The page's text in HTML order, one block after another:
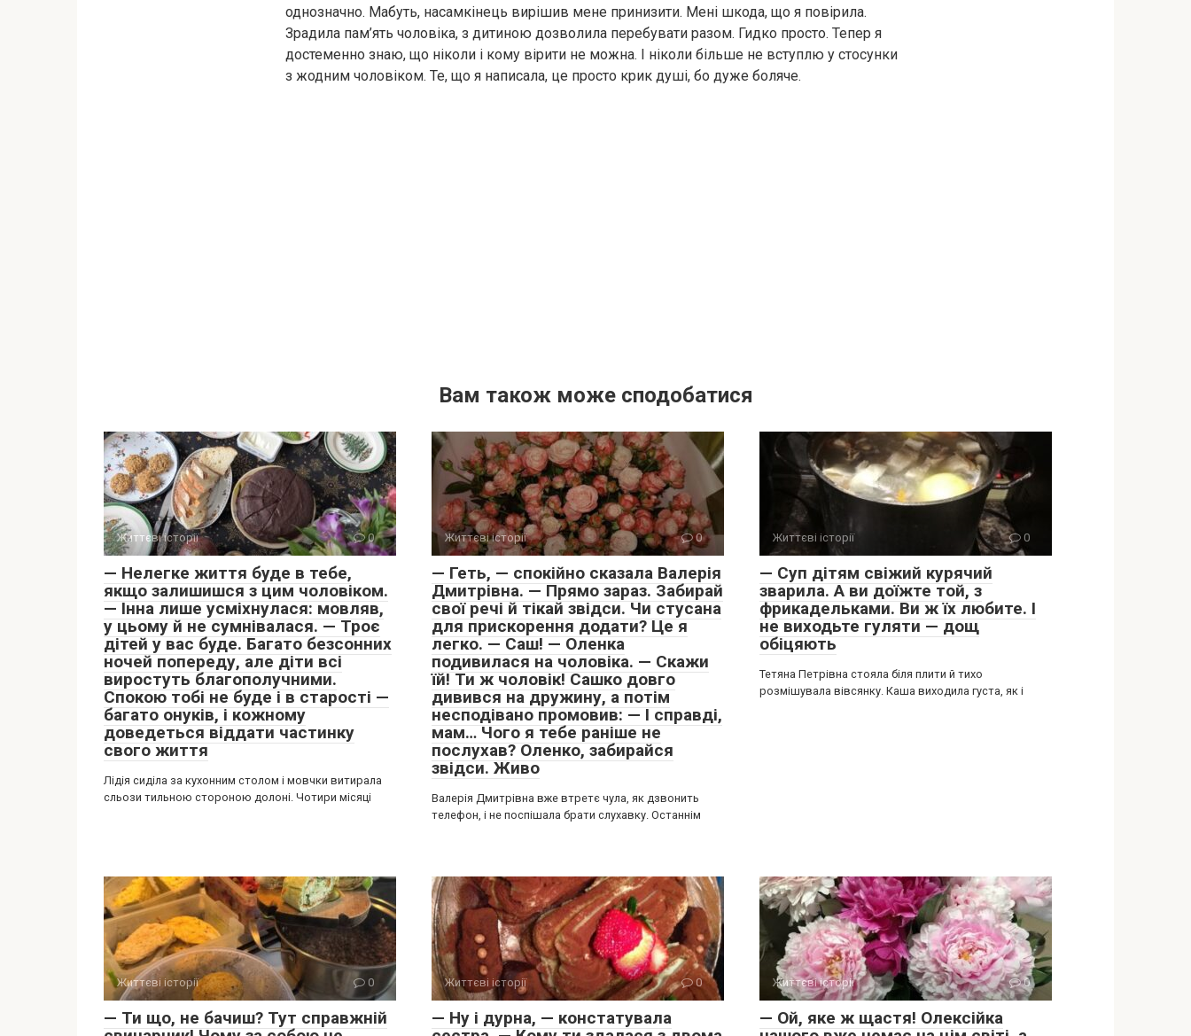
однозначно. Мабуть, насамкінець вирішив мене принизити. Мені шкода, що я повірила.
Зрадила пам’ять чоловіка, з дитиною дозволила перебувати разом. Гидко просто. Тепер я
достеменно знаю, що ніколи і кому вірити не можна. І ніколи більше не вступлю у стосунки
з жодним чоловіком. Те, що я написала, це просто крик душі, бо дуже боляче.
Вам також може сподобатися
Життєві історії 0
— Нелегке життя буде в тебе,
якщо залишишся з цим чоловіком.
— Інна лише усміхнулася: мовляв,
у цьому й не сумнівалася. — Троє
дітей у вас буде. Багато безсонних
ночей попереду, але діти всі
виростуть благополучними.
Спокою тобі не буде і в старості —
багато онуків, і кожному
доведеться віддати частинку
свого життя
Лідія сиділа за кухонним столом і мовчки витирала
сльози тильною стороною долоні. Чотири місяці
Життєві історії 0
— Геть, — спокійно сказала Валерія
Дмитрівна. — Прямо зараз. Забирай
свої речі й тікай звідси. Чи стусана
для прискорення додати? Це я
легко. — Саш! — Оленка
подивилася на чоловіка. — Скажи
їй! Ти ж чоловік! Сашко довго
дивився на дружину, а потім
несподівано промовив: — І справді,
мам… Чого я тебе раніше не
послухав? Оленко, забирайся
звідси. Живо
Валерія Дмитрівна вже втретє чула, як дзвонить
телефон, і не поспішала брати слухавку. Останнім
Життєві історії 0
— Суп дітям свіжий курячий
зварила. А ви доїжте той, з
фрикадельками. Ви ж їх любите. І
не виходьте гуляти — дощ
обіцяють
Тетяна Петрівна стояла біля плити й тихо
розмішувала вівсянку. Каша виходила густа, як і
Життєві історії 0
— Ти що, не бачиш? Тут справжній
Життєві історії 0
— Ну і дурна, — констатувала
Життєві історії 0
— Ой, яке ж щастя! Олексійка